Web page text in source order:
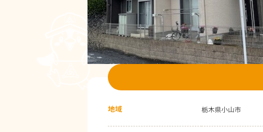
地域 栃木県小山市